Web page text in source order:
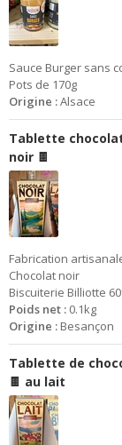
Sauce Burger sans
Pots de 170g
Origine :Alsace
Tablette
noir 🍫
Fabrication
Chocolat noir
Biscuiterie Billiotte
Poids net : 0.1kg
Origine : Besançon
Tablette de
🍫 au lait